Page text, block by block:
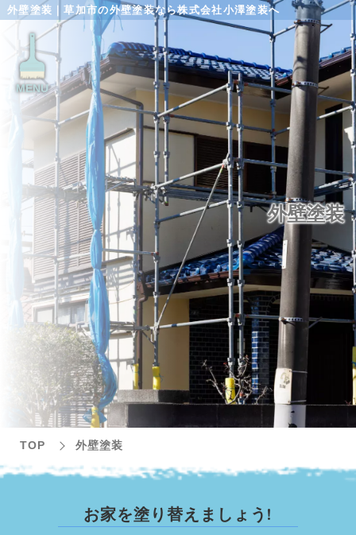
外壁塗装｜草加市の外壁塗装なら株式会社小澤塗装へ
MENU
外壁塗装
TOP 外壁塗装
お家を塗 り替え ま し ょ う !